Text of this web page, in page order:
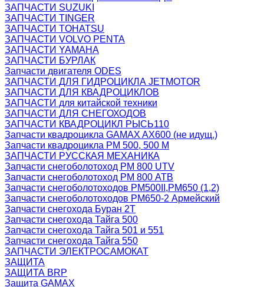
ЗАПЧАСТИ SUZUKI
ЗАПЧАСТИ TINGER
ЗАПЧАСТИ TOHATSU
ЗАПЧАСТИ VOLVO PENTA
ЗАПЧАСТИ YAMAHA
ЗАПЧАСТИ БУРЛАК
Запчасти двигателя ODES
ЗАПЧАСТИ ДЛЯ ГИДРОЦИКЛА JETMOTOR
ЗАПЧАСТИ ДЛЯ КВАДРОЦИКЛОВ
ЗАПЧАСТИ для китайской техники
ЗАПЧАСТИ ДЛЯ СНЕГОХОДОВ
ЗАПЧАСТИ КВАДРОЦИКЛ РЫСЬ110
Запчасти квадроцикла GAMAX AX600 (не идущ.)
Запчасти квадроцикла РМ 500, 500 М
ЗАПЧАСТИ РУССКАЯ МЕХАНИКА
Запчасти снегоболотоход РМ 800 UTV
Запчасти снегоболотоход РМ 800 АТВ
Запчасти снегоболотоходов РМ500II,РМ650 (1,2)
Запчасти снегоболотоходов РМ650-2 Армейский
Запчасти снегохода Буран 2Т
Запчасти снегохода Тайга 500
Запчасти снегохода Тайга 501 и 551
Запчасти снегохода Тайга 550
ЗАПЧАСТИ ЭЛЕКТРОСАМОКАТ
ЗАЩИТА
ЗАЩИТА BRP
Защита GAMAX